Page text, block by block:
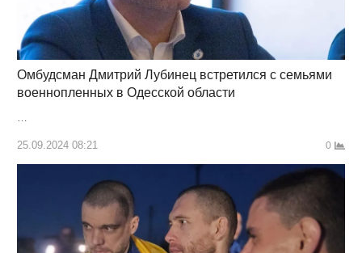
Омбудсман Дмитрий Лубинец встретился с семьями
военнопленных в Одесской области
…
25.09.2024 08:21 0